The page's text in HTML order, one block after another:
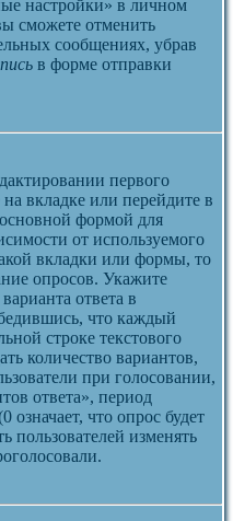
настройки» в личном
сможете отменить
сообщениях, убрав
в форме отправки
первого
вкладке или перейдите в
формой для
от используемого
вкладки или формы, то
опросов. Укажите
ответа в
что каждый
строке текстового
количество вариантов,
при голосовании,
ответа», период
означает, что опрос будет
пользователей изменять